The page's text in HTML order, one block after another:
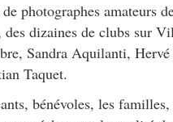
photographes amateurs
dizaines de clubs sur
Sandra Aquilanti,
Taquet.
bénévoles, les familles,